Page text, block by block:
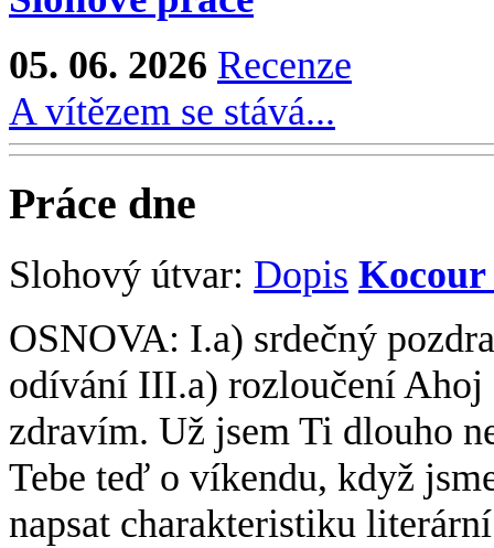
05. 06. 2026 Recenze
A vítězem se stává...
Práce dne
Slohový útvar: Dopis
OSNOVA: I.a) srdečný
odívání III.a) rozloučení Ahoj
zdravím. Už jsem Ti dlouho
Tebe teď o víkendu, když
napsat charakteristiku